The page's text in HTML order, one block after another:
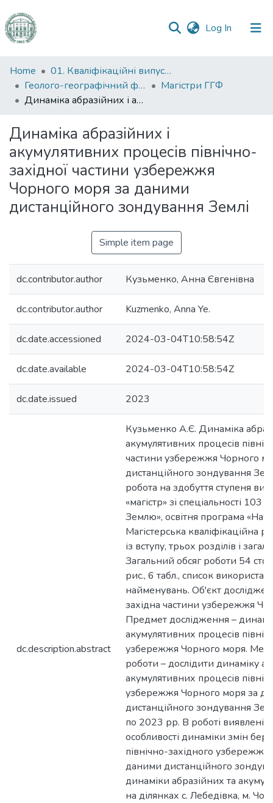
Log In (current)
Communities
&
Collections
Statistics
Home
01. Кваліфікаційні випускні роботи здобувачів вищої освіти
Геолого-географічний факультет
Магістри ГГФ
Динаміка абразійних і акумулятивних процесів північно-західної частини узбережжя Чорного моря за даними дистанційного зондування Землі
Динаміка абразійних і
акумулятивних процесів північно-
західної частини узбережжя
Чорного моря за даними
дистанційного зондування Землі
Simple item page
dc.contributor.author Кузьменко, Анна Євгенівна
dc.contributor.author Kuzmenko, Anna Ye.
dc.date.accessioned 2024-03-04T10:58:54Z
dc.date.available 2024-03-04T10:58:54Z
dc.date.issued 2023
dc.description.abstract
Кузьменко А.Є. Динаміка
акумулятивних процесів
частини узбережжя Чорного
дистанційного зондування
робота на здобуття ступеня
«магістр» зі спеціальності 103
Землю», освітня програма
Магістерська кваліфікаційна
із вступу, трьох розділів і
Загальний обсяг роботи 54
рис., 6 табл., список
найменувань. Об'єкт
західна частини узбережжя
Предмет дослідження –
акумулятивних процесів
узбережжя Чорного моря. Мета
роботи – дослідити динаміку
акумулятивних процесів
узбережжя Чорного моря за
дистанційного зондування
по 2023 рр. В роботі виявлені
особливості динаміки змін
північно-західного
даними дистанційного
динаміки абразійних та
на ділянках с. Лебедівка, м.